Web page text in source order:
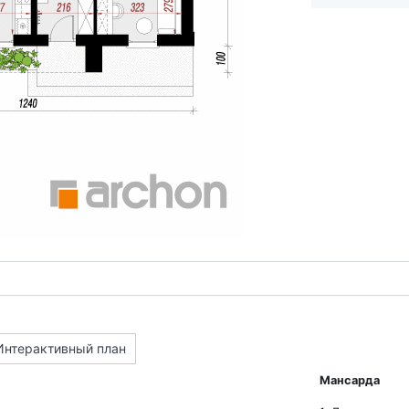
план
Мансарда